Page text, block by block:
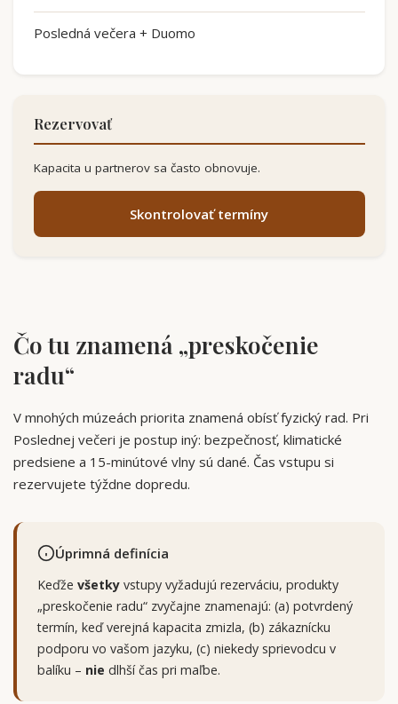
Čo tu znamená „preskočenie
radu“
V mnohých múzeách priorita znamená obísť fyzický rad. Pri
Poslednej večeri je postup iný: bezpečnosť, klimatické
predsiene a 15-minútové vlny sú dané. Čas vstupu si
rezervujete týždne dopredu.
Úprimná definícia
Keďže všetkyvstupy vyžadujú rezerváciu, produkty
„preskočenie radu“ zvyčajne znamenajú: (a) potvrdený
termín, keď verejná kapacita zmizla, (b) zákaznícku
podporu vo vašom jazyku, (c) niekedy sprievodcu v
balíku – nie dlhší čas pri maľbe.
Posledná večera + Duomo
Rezervovať
Kapacita u partnerov sa často obnovuje.
Skontrolovať termíny